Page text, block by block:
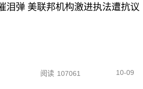
泪弹 美联邦机构激进执法遭抗议
阅读 107061 10-09